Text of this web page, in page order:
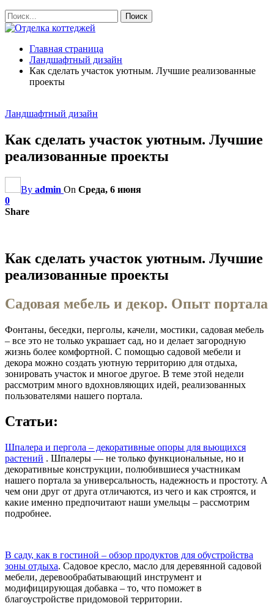
Главная страница
Ландшафтный дизайн
Как сделать участок уютным. Лучшие реализованные
проекты
Ландшафтный дизайн
Как сделать участок уютным. Лучшие
реализованные проекты
By admin On Среда, 6 июня
0
Share
Как сделать участок уютным. Лучшие
реализованные проекты
Садовая мебель и декор. Опыт портала
Фонтаны, беседки, перголы, качели, мостики, садовая мебель
– все это не только украшает сад, но и делает загородную
жизнь более комфортной. С помощью садовой мебели и
декора можно создать уютную территорию для отдыха,
зонировать участок и многое другое. В теме этой недели
рассмотрим много вдохновляющих идей, реализованных
пользователями нашего портала.
Статьи:
Шпалера и пергола – декоративные опоры для вьющихся
растений . Шпалеры — не только функциональные, но и
декоративные конструкции, полюбившиеся участникам
нашего портала за универсальность, надежность и простоту. А
чем они друг от друга отличаются, из чего и как строятся, и
какие именно предпочитают наши умельцы – рассмотрим
подробнее.
В саду, как в гостиной – обзор продуктов для обустройства
зоны отдыха. Садовое кресло, масло для деревянной садовой
мебели, деревообрабатывающий инструмент и
модифицирующая добавка – то, что поможет в
благоустройстве придомовой территории.